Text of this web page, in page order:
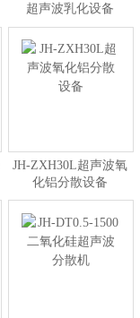
超声波乳化设备
JH-ZXH30L超声波氧
化铝分散设备